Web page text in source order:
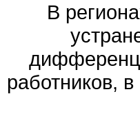
В
работников,